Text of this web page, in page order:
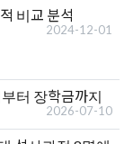
비교 분석
2024-12-01
터 장학금까지
2026-07-10